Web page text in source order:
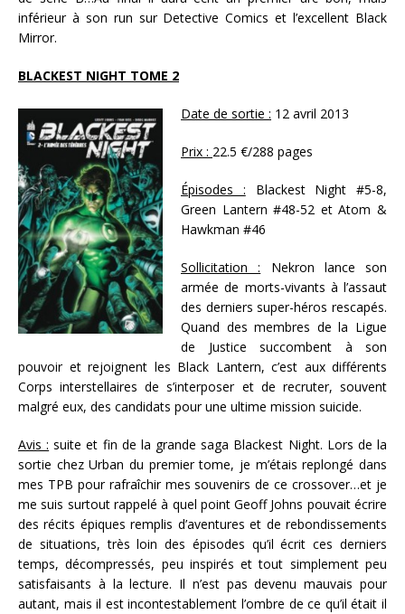
inférieur à son run sur Detective Comics et l’excellent Black
Mirror.
BLACKEST NIGHT TOME 2
Date de sortie : 12 avril 2013
Prix : 22.5 €/288 pages
Épisodes : Blackest Night #5-8,
Green Lantern #48-52 et Atom &
Hawkman #46
Sollicitation : Nekron lance son
armée de morts-vivants à l’assaut
des derniers super-héros rescapés.
Quand des membres de la Ligue
de Justice succombent à son
pouvoir et rejoignent les Black Lantern, c’est aux différents
Corps interstellaires de s’interposer et de recruter, souvent
malgré eux, des candidats pour une ultime mission suicide.
Avis : suite et fin de la grande saga Blackest Night. Lors de la
sortie chez Urban du premier tome, je m’étais replongé dans
mes TPB pour rafraîchir mes souvenirs de ce crossover…et je
me suis surtout rappelé à quel point Geoff Johns pouvait écrire
des récits épiques remplis d’aventures et de rebondissements
de situations, très loin des épisodes qu’il écrit ces derniers
temps, décompressés, peu inspirés et tout simplement peu
satisfaisants à la lecture. Il n’est pas devenu mauvais pour
autant, mais il est incontestablement l’ombre de ce qu’il était il